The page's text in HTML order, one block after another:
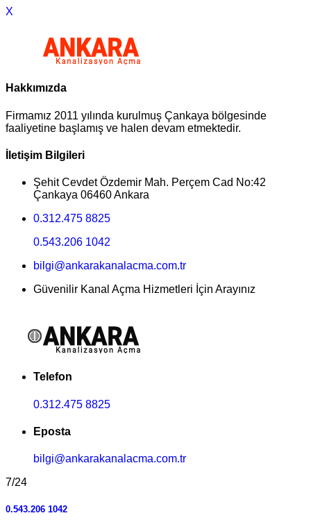
X
Hakkımızda
Firmamız 2011 yılında kurulmuş Çankaya bölgesinde
faaliyetine başlamış ve halen devam etmektedir.
İletişim Bilgileri
Şehit Cevdet Özdemir Mah. Perçem Cad No:42
Çankaya 06460 Ankara
0.312.475 8825
0.543.206 1042
bilgi@ankarakanalacma.com.tr
Güvenilir Kanal Açma Hizmetleri İçin Arayınız
Telefon
0.312.475 8825
Eposta
bilgi@ankarakanalacma.com.tr
7/24
0.543.206 1042